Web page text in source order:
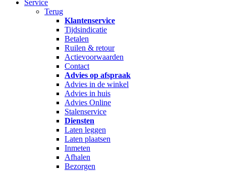
Service
Terug
Klantenservice
Tijdsindicatie
Betalen
Ruilen & retour
Actievoorwaarden
Contact
Advies op afspraak
Advies in de winkel
Advies in huis
Advies Online
Stalenservice
Diensten
Laten leggen
Laten plaatsen
Inmeten
Afhalen
Bezorgen